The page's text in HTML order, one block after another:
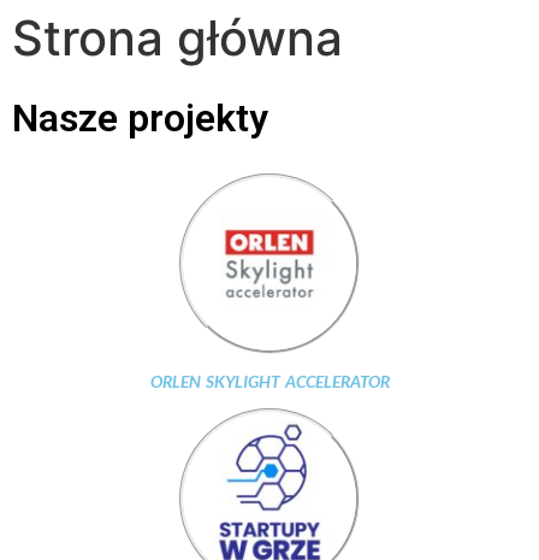
Strona główna
Nasze projekty
ORLEN SKYLIGHT ACCELERATOR